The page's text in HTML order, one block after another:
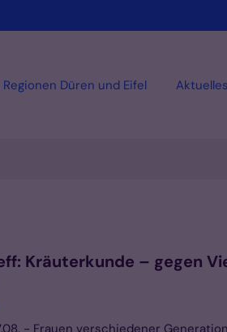
Düren und Eifel Aktuelles
Kräuterkunde – gegen
- Frauen verschiedener